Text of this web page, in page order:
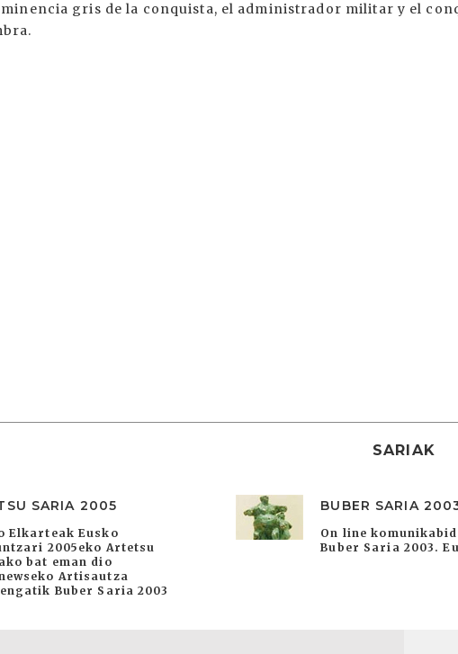
gris de la conquista, el administrador militar y el
SARIAK
SARIA 2005
Elkarteak Eusko
2005eko Artetsu
bat eman dio
Artisautza
Buber Saria 2003
BUBER SARIA
On line
Buber Saria 2003.